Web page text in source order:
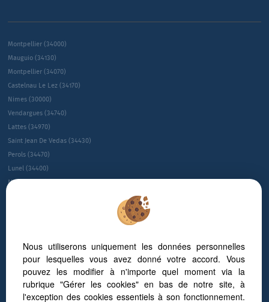
Montpellier (34000)
Mauguio (34130)
Montpellier (34070)
Castelnau Le Lez (34170)
Nimes (30000)
Vendargues (34740)
Lattes (34970)
Saint Jean De Vedas (34430)
Perols (34470)
Lunel (34400)
Montpellier (34080)
Juvignac (34990)
Saint-gÉly-du-fesc (34980)
Gallargues Le Montueux (30660)
Baillargues (34670)
Nous utiliserons uniquement les données personnelles
pour lesquelles vous avez donné votre accord. Vous
pouvez les modifier à n'importe quel moment via la
rubrique "Gérer les cookies" en bas de notre site, à
l'exception des cookies essentiels à son fonctionnement.